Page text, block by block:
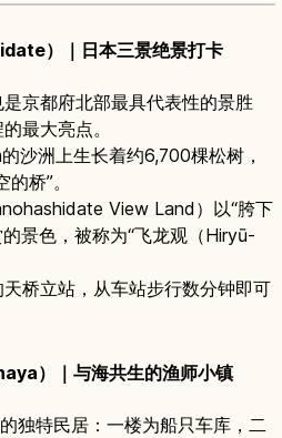
）｜日本三景绝景打卡
京都府北部最具代表性的景胜
最大亮点。
沙洲上生长着约6,700棵松树，
桥”。
View Land）以“胯下
景色，被称为“飞龙观（Hiryū-
桥立站，从车站步行数分钟即可
）｜与海共生的渔师小镇
独特民居：一楼为船只车库，二